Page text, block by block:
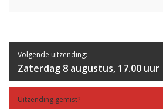
Volgende uitzending:
Zaterdag 8 augustus, 17.00 uur
Uitzending gemist?